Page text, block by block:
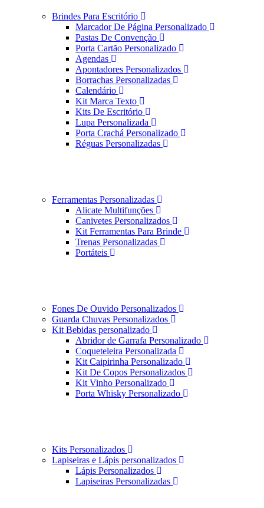
Brindes Para Escritório
Marcador De Página Personalizado
Pastas De Convenção
Porta Cartão Personalizado
Agendas
Apontadores Personalizados
Borrachas Personalizadas
Calendário
Kit Marca Texto
Kits De Escritório
Lupa Personalizada
Porta Crachá Personalizado
Réguas Personalizadas
Ferramentas Personalizadas
Alicate Multifunções
Canivetes Personalizados
Kit Ferramentas Para Brinde
Trenas Personalizadas
Portáteis
Fones De Ouvido Personalizados
Guarda Chuvas Personalizados
Kit Bebidas personalizado
Abridor de Garrafa Personalizado
Coqueteleira Personalizada
Kit Caipirinha Personalizado
Kit De Copos Personalizados
Kit Vinho Personalizado
Porta Whisky Personalizado
Kits Personalizados
Lapiseiras e Lápis personalizados
Lápis Personalizados
Lapiseiras Personalizadas